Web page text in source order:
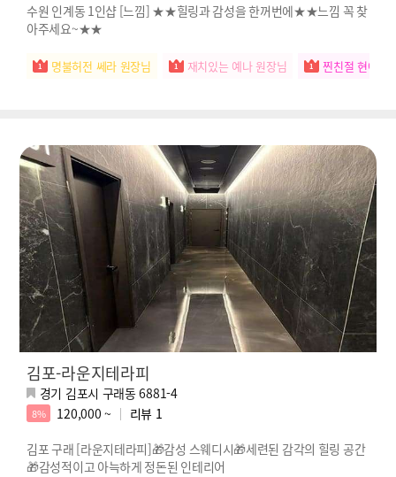
수원 인계동 1인샵 [느낌] ★★힐링과 감성을 한꺼번에★★느낌 꼭 찾
아주세요~★★
명불허전 쎄라 원장님 재치있는 예나 원장님 찐친절 현아 원
김포-라운지테라피
경기 김포시 구래동 6881-4
8% 120,000 ~ 리뷰 1
김포 구래 [라운지테라피]🎁감성 스웨디시🎁세련된 감각의 힐링 공간
🎁감성적이고 아늑하게 정돈된 인테리어